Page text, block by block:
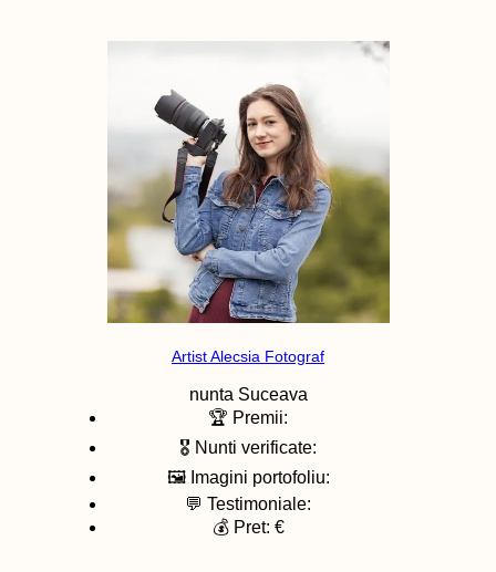
Artist Alecsia Fotograf
nunta Suceava
🏆 Premii:
🎖️ Nunti verificate:
🖼️ Imagini portofoliu:
💬 Testimoniale:
💰 Pret: €